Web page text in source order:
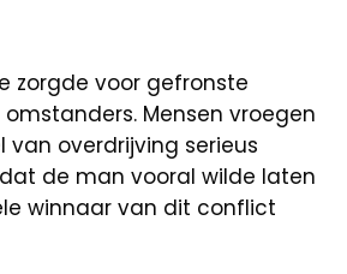
zorgde voor gefronste
Mensen vroegen
van overdrijving serieus
de man vooral wilde laten
winnaar van dit conflict